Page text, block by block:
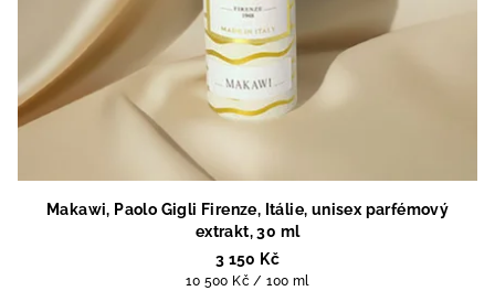
Makawi, Paolo Gigli Firenze, Itálie, unisex parfémový
extrakt, 30 ml
3 150 Kč
Měrná
10 500 Kč / 100 ml